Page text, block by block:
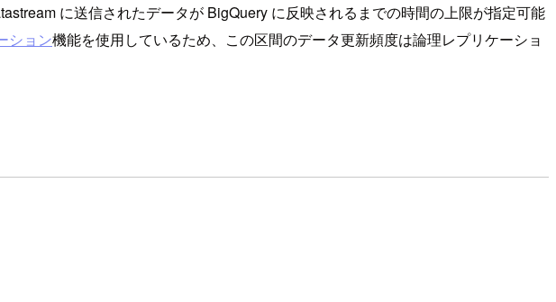
に送信されたデータが BigQuery に反映されるまでの時間の上限が指定可能
ション機能を使用しているため、この区間のデータ更新頻度は論理レプリケーショ